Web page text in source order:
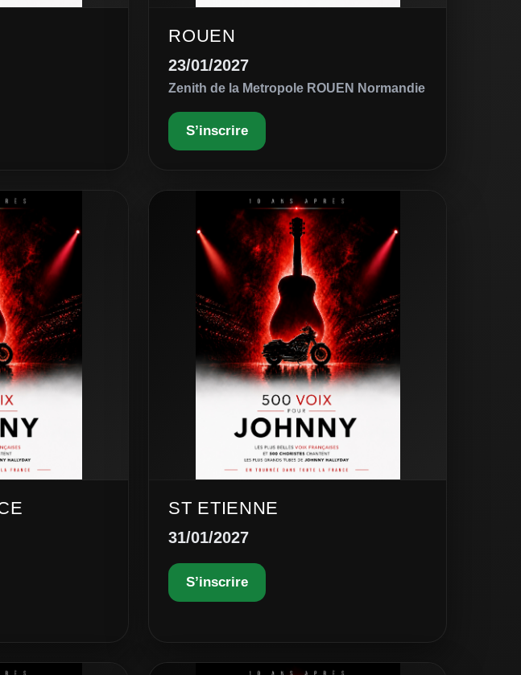
ROUEN
23/01/2027
Zenith de la Metropole ROUEN Normandie
S’inscrire
ST ETIENNE
31/01/2027
S’inscrire